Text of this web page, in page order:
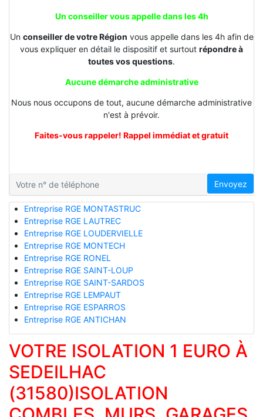
Un conseiller vous appelle dans les 4h
Un conseiller de votre Région vous appelle dans les 4h afin de
vous expliquer en détail le dispositif et surtout répondre à
toutes vos questions.
Aucune démarche administrative
Nous nous occupons de tout, aucune démarche administrative
n'est à prévoir.
Faites-vous rappeler! Rappel immédiat et gratuit
Envoyez
Entreprise RGE MONTASTRUC
Entreprise RGE LAUTREC
Entreprise RGE LOUDERVIELLE
Entreprise RGE MONTECH
Entreprise RGE RONEL
Entreprise RGE SAINT-LOUP
Entreprise RGE SAINT-SARDOS
Entreprise RGE LEMPAUT
Entreprise RGE ESPARROS
Entreprise RGE ANTICHAN
VOTRE ISOLATION 1 EURO À
SEDEILHAC
(31580)ISOLATION